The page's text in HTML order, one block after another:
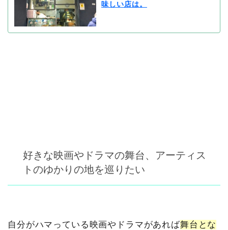
味しい店は。
好きな映画やドラマの舞台、アーティス
トのゆかりの地を巡りたい
自分がハマっている映画やドラマがあれば舞台とな